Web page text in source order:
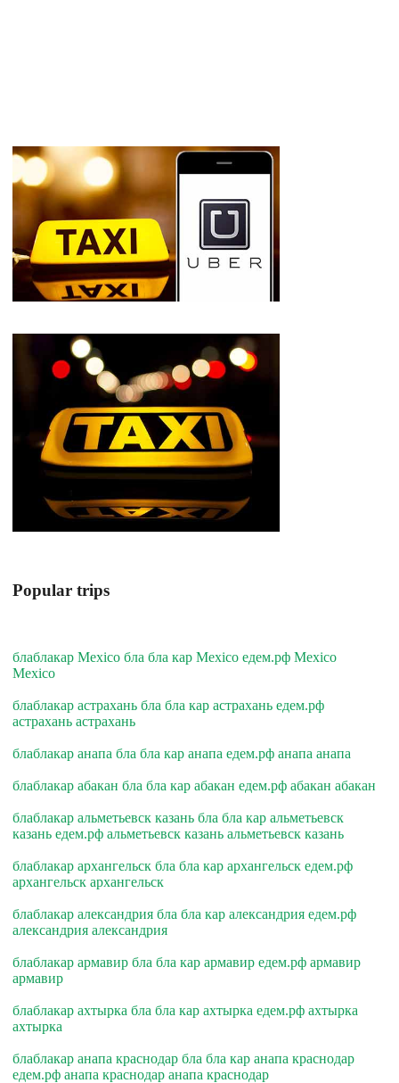
Popular trips
блаблакар Mexico бла бла кар Mexico едем.рф Mexico
Mexico
блаблакар астрахань бла бла кар астрахань едем.рф
астрахань астрахань
блаблакар анапа бла бла кар анапа едем.рф анапа анапа
блаблакар абакан бла бла кар абакан едем.рф абакан абакан
блаблакар альметьевск казань бла бла кар альметьевск
казань едем.рф альметьевск казань альметьевск казань
блаблакар архангельск бла бла кар архангельск едем.рф
архангельск архангельск
блаблакар александрия бла бла кар александрия едем.рф
александрия александрия
блаблакар армавир бла бла кар армавир едем.рф армавир
армавир
блаблакар ахтырка бла бла кар ахтырка едем.рф ахтырка
ахтырка
блаблакар анапа краснодар бла бла кар анапа краснодар
едем.рф анапа краснодар анапа краснодар